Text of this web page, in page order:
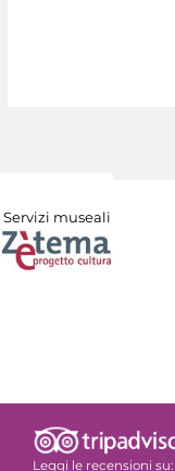
Servizi museali
Leggi le recensioni su: